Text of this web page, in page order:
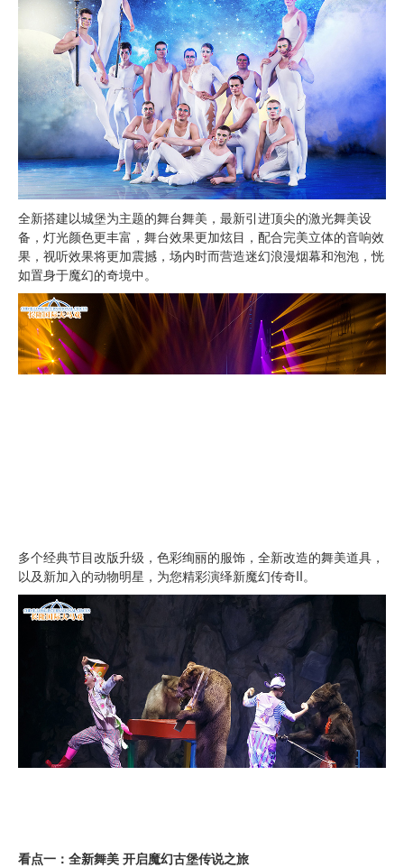
全新搭建以城堡为主题的舞台舞美，最新引进顶尖的激光舞美设
备，灯光颜色更丰富，舞台效果更加炫目，配合完美立体的音响效
果，视听效果将更加震撼，场内时而营造迷幻浪漫烟幕和泡泡，恍
如置身于魔幻的奇境中。
多个经典节目改版升级，色彩绚丽的服饰，全新改造的舞美道具，
以及新加入的动物明星，为您精彩演绎新魔幻传奇II。
看点一：全新舞美 开启魔幻古堡传说之旅